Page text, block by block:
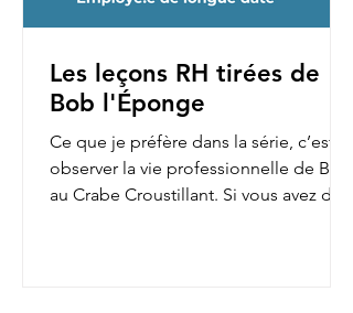
Les leçons RH tirées de
Bob l'Éponge
Ce que je préfère dans la série, c’est
observer la vie professionnelle de Bob
au Crabe Croustillant. Si vous avez déjà